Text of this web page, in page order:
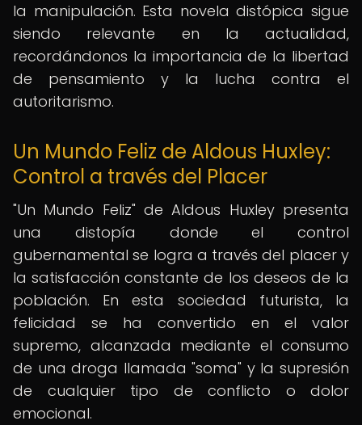
la manipulación. Esta novela distópica sigue
siendo relevante en la actualidad,
recordándonos la importancia de la libertad
de pensamiento y la lucha contra el
autoritarismo.
Un Mundo Feliz de Aldous Huxley:
Control a través del Placer
"Un Mundo Feliz" de Aldous Huxley presenta
una distopía donde el control
gubernamental se logra a través del placer y
la satisfacción constante de los deseos de la
población. En esta sociedad futurista, la
felicidad se ha convertido en el valor
supremo, alcanzada mediante el consumo
de una droga llamada "soma" y la supresión
de cualquier tipo de conflicto o dolor
emocional.